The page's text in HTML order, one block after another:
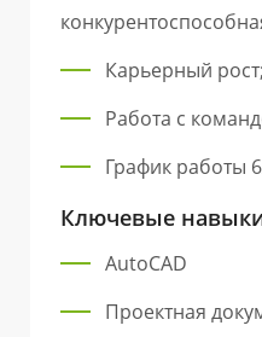
Карьерный рост;
Работа с
График работы
Ключевые
AutoCAD
Проектная